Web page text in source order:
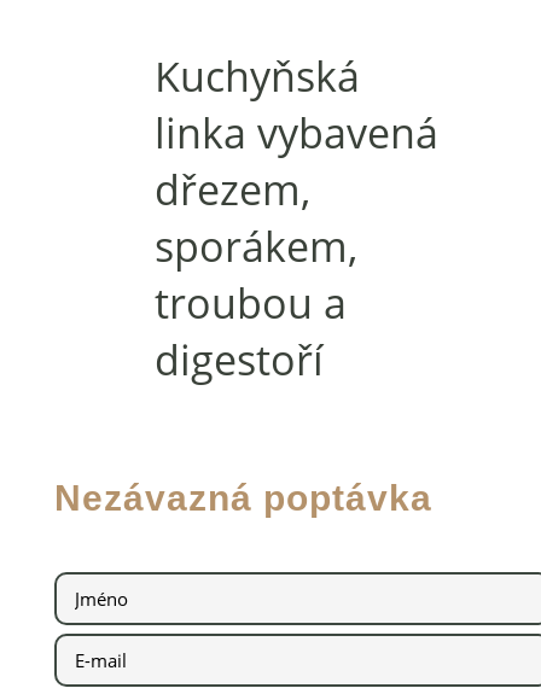
Kuchyňská
linka vybavená
dřezem,
sporákem,
troubou a
digestoří
Nezávazná poptávka